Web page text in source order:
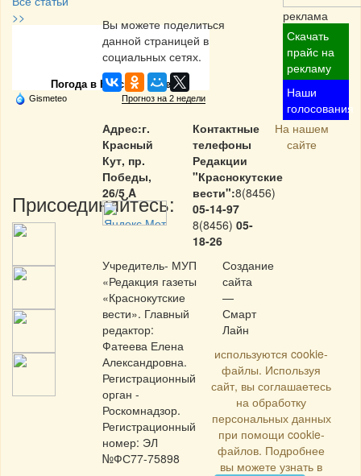
>>
Частная реклама
Погода в Красном Куте
Gismeteo Прогноз на 2 недели
Присоединяйтесь:
Вы можете поделиться
данной страницей в
социальных сетях.
реклама
Скачать
прайс на
рекламу
Наши
голосования
Адрес:г.
Красный
Кут, пр.
Победы,
26/5 A
Контактные
телефоны
Редакции
"Краснокутские
вести":8(8456)
05-14-97
8(8456) 05-
18-26
Учредитель- МУП
«Редакция газеты
«Краснокутские
вести». Главный
редактор:
Фатеева Елена
Александровна.
Регистрационный
орган -
Роскомнадзор.
Регистрационный
номер: ЭЛ
№ФС77-75898
Создание
сайта
—
Смарт
Лайн
На нашем
сайте
используются cookie-
файлы. Используя
сайт, вы соглашаетесь
на обработку
персональных данных
при помощи cookie-
файлов. Подробнее
вы можете узнать в